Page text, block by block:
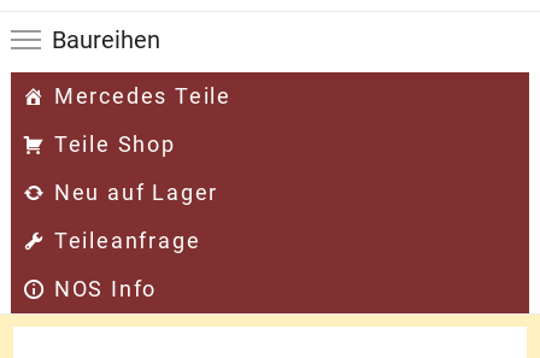
Baureihen
Mercedes Teile
Teile Shop
Neu auf Lager
Teileanfrage
NOS Info